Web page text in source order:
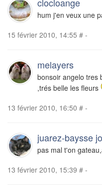
hum j'en veux une
15 février 2010, 14:55 # -
melayers
bonsoir angelo tres
,trés belle les fleurs
13 février 2010, 16:50 # -
juarez-baysse
pas mal t'on
13 février 2010, 15:39 # -